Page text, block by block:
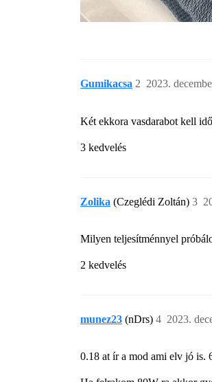
Gumikacsa 2023.
2
Két ekkora vasdarabot kell
3 kedvelés
Zolika (Czeglédi Zoltán) 3
Milyen teljesítménnyel
2 kedvelés
munez23 (nDrs) 2023.
4
0.18 at ír a mod ami elv jó is.